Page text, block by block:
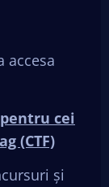
accesa
pentru cei
(CTF)
și